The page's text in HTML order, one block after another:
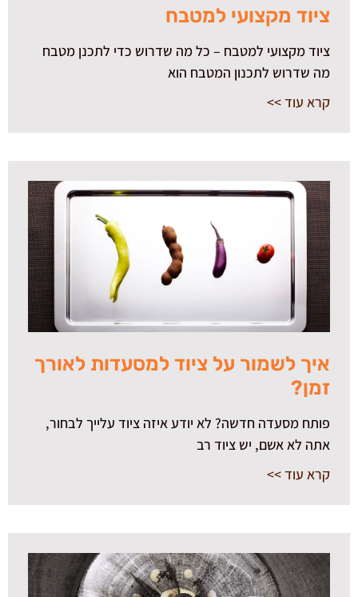
ציוד מקצועי למטבח
ציוד מקצועי למטבח – כל מה שדרוש כדי לתכנן מטבח
מה שדרוש לתכנון המטבח הוא
קרא עוד >>
איך לשמור על ציוד למסעדות לאורך
זמן?
פותח מסעדה חדשה? לא יודע איזה ציוד עלייך לבחור,
אתה לא אשם, יש ציוד רב
קרא עוד >>